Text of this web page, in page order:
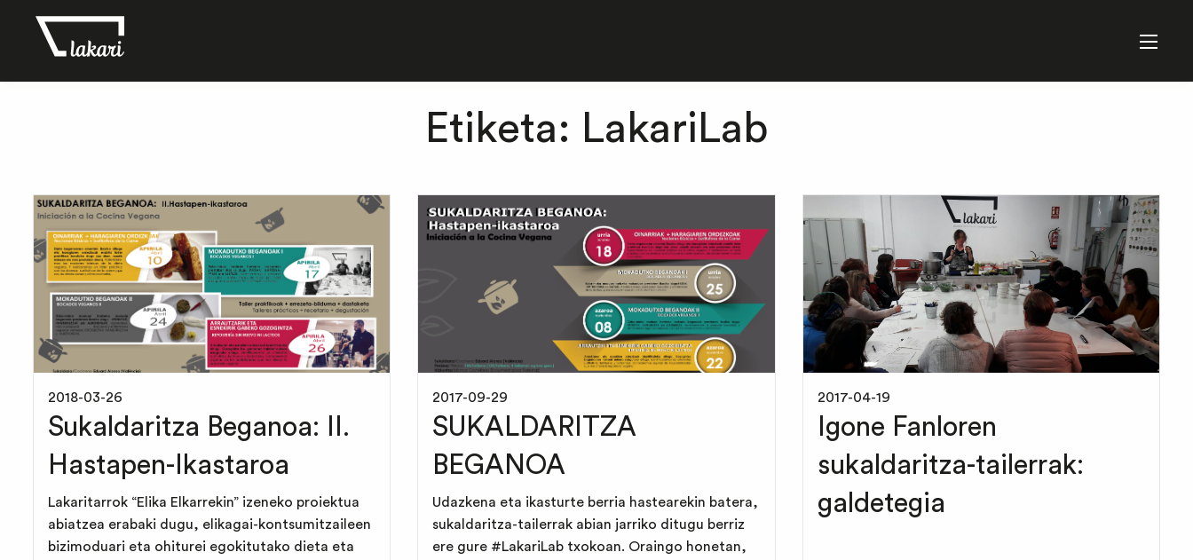
Etiketa: LakariLab
2018-03-26
Sukaldaritza Beganoa: II.
Hastapen-Ikastaroa
Lakaritarrok “Elika Elkarrekin” izeneko proiektua
abiatzea erabaki dugu, elikagai-kontsumitzaileen
bizimoduari eta ohiturei egokitutako dieta eta
2017-09-29
SUKALDARITZA
BEGANOA
Udazkena eta ikasturte berria hastearekin batera,
sukaldaritza-tailerrak abian jarriko ditugu berriz
ere gure #LakariLab txokoan. Oraingo honetan,
2017-04-19
Igone Fanloren
sukaldaritza-tailerrak:
galdetegia